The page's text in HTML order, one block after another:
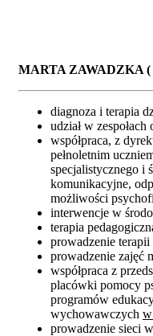
MARTA ZAWADZKA
diagnoza i terapia
udział w
współpraca, z
pełnoletnim
specjalistycznego i
komunikacyjne,
możliwości
interwencje w
terapia
prowadzenie
prowadzenie zajęć
współpraca z
placówki pomocy
programów
wychowawczych
prowadzenie sieci